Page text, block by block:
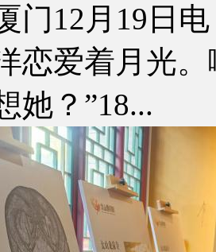
门12月19日
恋爱着月光
她？”18...